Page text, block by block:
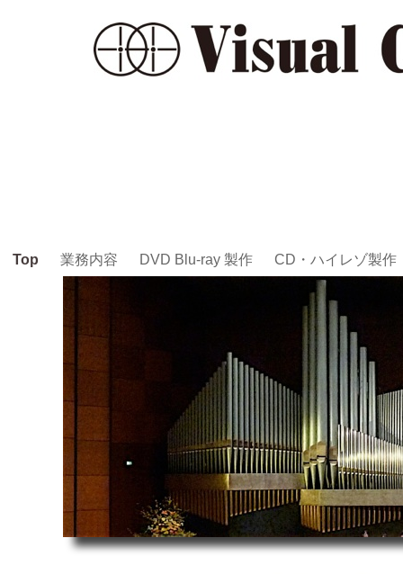
Top 業務内容 DVD Blu-ray 製作 CD・ハイレゾ製作